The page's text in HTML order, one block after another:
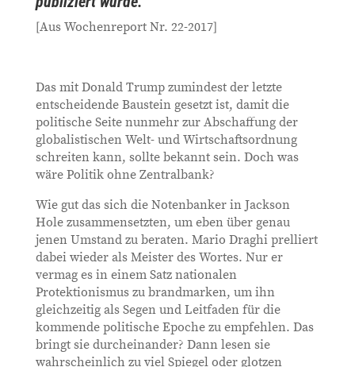
[Aus Wochenreport Nr. 22-2017]
Das mit Donald Trump zumindest der letzte
entscheidende Baustein gesetzt ist, damit die
politische Seite nunmehr zur Abschaffung der
globalistischen Welt- und Wirtschaftsordnung
schreiten kann, sollte bekannt sein. Doch was
wäre Politik ohne Zentralbank?
Wie gut das sich die Notenbanker in Jackson
Hole zusammensetzten, um eben über genau
jenen Umstand zu beraten. Mario Draghi prelliert
dabei wieder als Meister des Wortes. Nur er
vermag es in einem Satz nationalen
Protektionismus zu brandmarken, um ihn
gleichzeitig als Segen und Leitfaden für die
kommende politische Epoche zu empfehlen. Das
bringt sie durcheinander? Dann lesen sie
wahrscheinlich zu viel Spiegel oder glotzen